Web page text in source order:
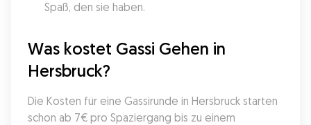
Spaß, den sie haben.
Was kostet Gassi Gehen in
Hersbruck?
Die Kosten für eine Gassirunde in Hersbruck starten
schon ab 7€ pro Spaziergang bis zu einem